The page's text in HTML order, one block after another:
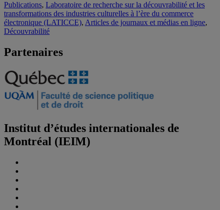
Publications, Laboratoire de recherche sur la découvrabilité et les
transformations des industries culturelles à l’ère du commerce
électronique (LATICCE), Articles de journaux et médias en ligne,
Découvrabilité
Partenaires
Institut d’études internationales de
Montréal (IEIM)